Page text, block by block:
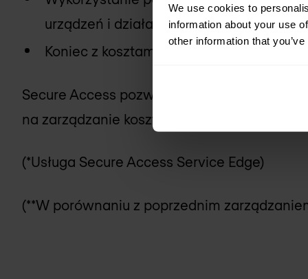
We use cookies to
information about your use
other information that
urządzeń i działań.
Koniec z kosztami zarządzania.
Secure Access pozwala zaoszczędzić od 5
na zarządzanie kosztami ogólnymi**.
(*Usługa Secure Access Service Edge)
(**W porównaniu z poprzednim